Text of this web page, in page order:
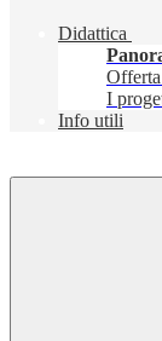
Didattica
I
Info utili